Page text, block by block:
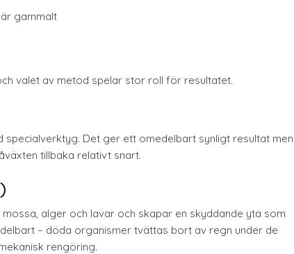
gammalt
valet av metod spelar stor roll för resultatet.
Det ger ett omedelbart synligt resultat men
tillbaka relativt snart.
alger och lavar och skapar en skyddande yta som
– döda organismer tvättas bort av regn under de
rengöring.